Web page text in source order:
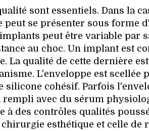
sont essentiels. Dans la
se présenter sous forme
peut être variable par
au choc. Un implant est
La qualité de cette dernière
L'enveloppe est scellée
cohésif. Parfois
avec du sérum
à des contrôles qualités
esthétique et celle de